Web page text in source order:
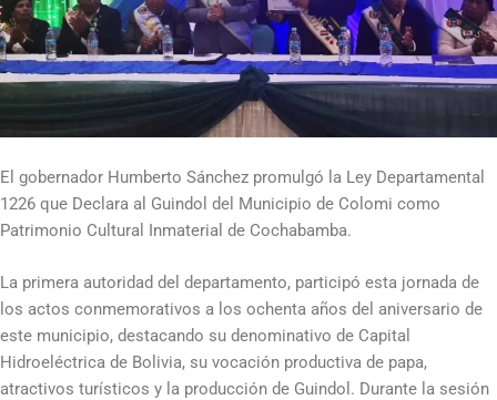
El gobernador Humberto Sánchez promulgó la Ley Departamental
1226 que Declara al Guindol del Municipio de Colomi como
Patrimonio Cultural Inmaterial de Cochabamba.
La primera autoridad del departamento, participó esta jornada de
los actos conmemorativos a los ochenta años del aniversario de
este municipio, destacando su denominativo de Capital
Hidroeléctrica de Bolivia, su vocación productiva de papa,
atractivos turísticos y la producción de Guindol. Durante la sesión